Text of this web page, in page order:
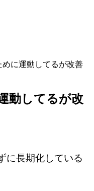
めに運動してるが改善
動してるが改
に長期化している